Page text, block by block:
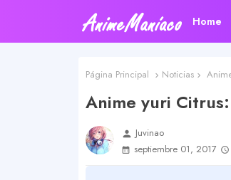
Home
Página Principal Noticias
Anime yuri
person Juvinao
septiembre 01, 2017